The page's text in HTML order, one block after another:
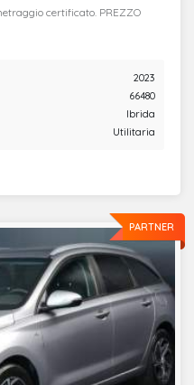
certificato. PREZZO
2023
66480
Ibrida
Utilitaria
PARTNER